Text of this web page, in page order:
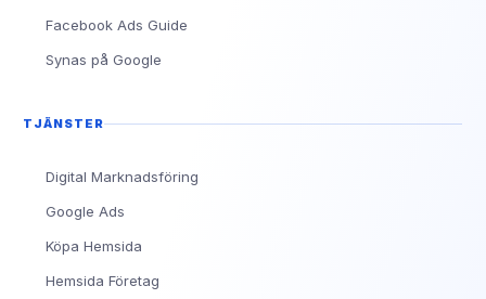
Facebook Ads Guide
Synas på Google
TJÄNSTER
Digital Marknadsföring
Google Ads
Köpa Hemsida
Hemsida Företag